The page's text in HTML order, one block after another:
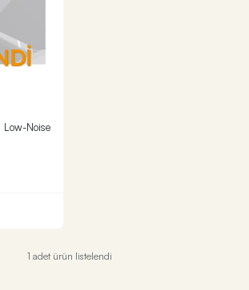
Low-Noise
1 adet ürün listelendi